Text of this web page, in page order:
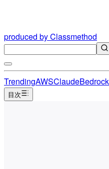
produced by Classmethod
TrendingAWSClaudeBedrock
目次